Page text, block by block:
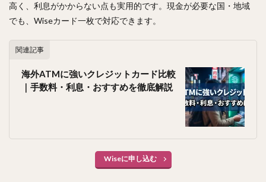
高く、利息がかからない点も実用的です。現金が必要な国・地域
でも、Wiseカード一枚で対応できます。
関連記事
海外ATMに強いクレジットカード比較
｜手数料・利息・おすすめを徹底解説
Wiseに申し込む